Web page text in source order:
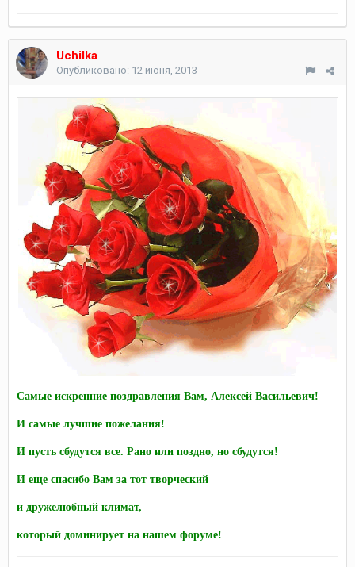
Uchilka
Опубликовано: 12 июня, 2013
Самые искренние поздравления Вам, Алексей Васильевич!
И самые лучшие пожелания!
И пусть сбудутся все. Рано или поздно, но сбудутся!
И еще спасибо Вам за тот творческий
и дружелюбный климат,
который доминирует на нашем форуме!